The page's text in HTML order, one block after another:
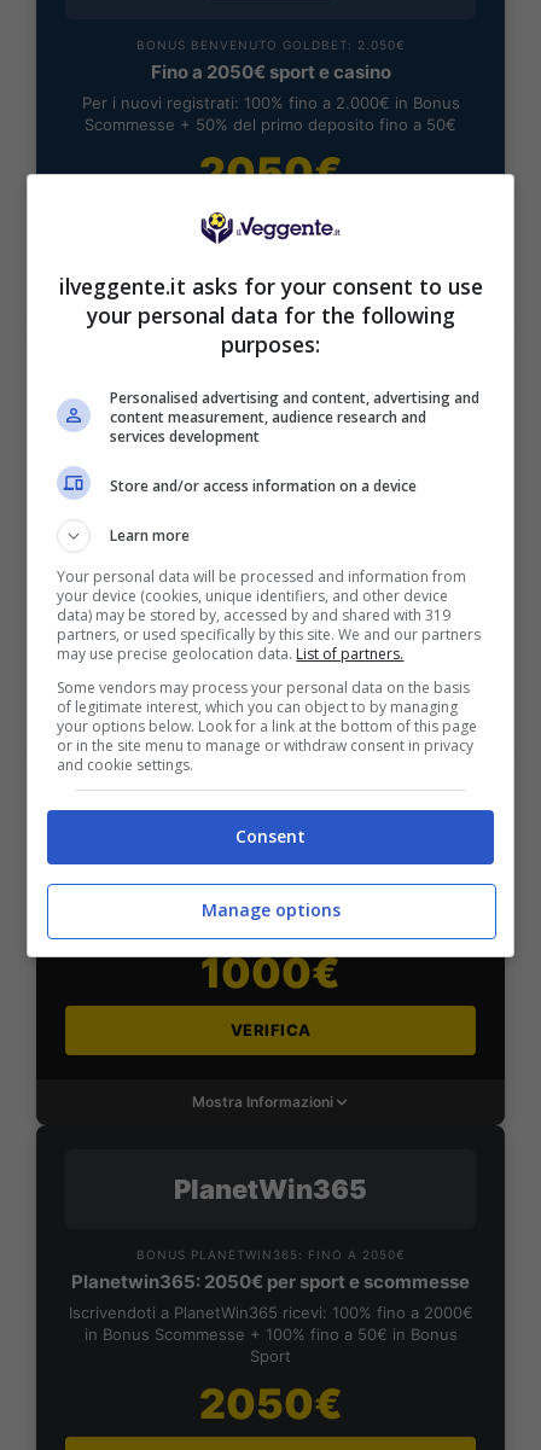
BONUS BENVENUTO GOLDBET: 2.050€
Fino a 2050€ sport e casino
Per i nuovi registrati: 100% fino a 2.000€ in Bonus
Scommesse + 50% del primo deposito fino a 50€
2050€
VERIFICA
Mostra Informazioni
Fino a 2050€ bonus scommesse e sport
Bonus Scommesse + 100% fino a 2000€ in Bonus
2050€
VERIFICA
Mostra Informazioni
SNAI
50% sul deposito fino a 50€
1000€
VERIFICA
Mostra Informazioni
PlanetWin365
BONUS PLANETWIN365: FINO A 2050€
Planetwin365: 2050€ per sport e scommesse
Iscrivendoti a PlanetWin365 ricevi: 100% fino a 2000€
in Bonus Scommesse + 100% fino a 50€ in Bonus
Sport
2050€
ilveggente.it asks for your consent to use
your personal data for the following
purposes:
Personalised advertising and content, advertising and
content measurement, audience research and
services development
Store and/or access information on a device
Learn more
Your personal data will be processed and information from
your device (cookies, unique identifiers, and other device
data) may be stored by, accessed by and shared with 319
partners, or used specifically by this site. We and our partners
may use precise geolocation data. List of partners.
Some vendors may process your personal data on the basis
of legitimate interest, which you can object to by managing
your options below. Look for a link at the bottom of this page
or in the site menu to manage or withdraw consent in privacy
and cookie settings.
Consent
Manage options